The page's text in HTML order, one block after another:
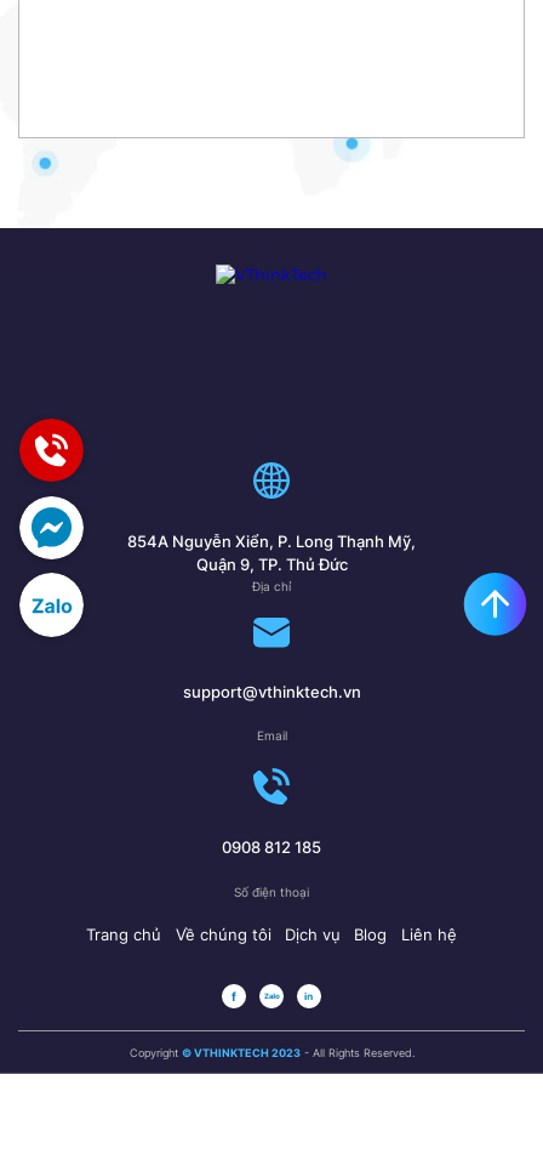
854A Nguyễn Xiển, P. Long Thạnh Mỹ,
Quận 9, TP. Thủ Đức
Địa chỉ
support@vthinktech.vn
Email
0908 812 185
Số điện thoại
Trang chủ Về chúng tôi Dịch vụ Blog Liên hệ
Copyright © VTHINKTECH 2023- All Rights Reserved.